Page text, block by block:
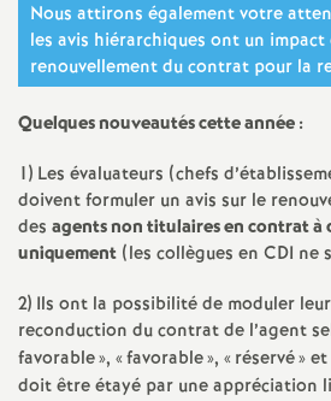
Nous attirons également votre
les avis hiérarchiques ont un
renouvellement du contrat pour la
Quelques nouveautés cette année :
1) Les évaluateurs (chefs
doivent formuler un avis sur le
des agents non titulaires en contrat à
uniquement (les collègues en CDI ne
2) Ils ont la possibilité de moduler
reconduction du contrat de l’agent
favorable», «favorable», «réservé» et
doit être étayé par une appréciation